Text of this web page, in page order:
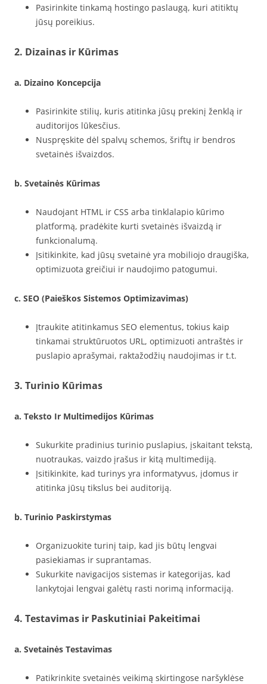
Pasirinkite tinkamą hostingo paslaugą, kuri atitiktų
jūsų poreikius.
2. Dizainas ir Kūrimas
a. Dizaino Koncepcija
Pasirinkite stilių, kuris atitinka jūsų prekinį ženklą ir
auditorijos lūkesčius.
Nuspręskite dėl spalvų schemos, šriftų ir bendros
svetainės išvaizdos.
b. Svetainės Kūrimas
Naudojant HTML ir CSS arba tinklalapio kūrimo
platformą, pradėkite kurti svetainės išvaizdą ir
funkcionalumą.
Įsitikinkite, kad jūsų svetainė yra mobiliojo draugiška,
optimizuota greičiui ir naudojimo patogumui.
c. SEO (Paieškos Sistemos Optimizavimas)
Įtraukite atitinkamus SEO elementus, tokius kaip
tinkamai struktūruotos URL, optimizuoti antraštės ir
puslapio aprašymai, raktažodžių naudojimas ir t.t.
3. Turinio Kūrimas
a. Teksto Ir Multimedijos Kūrimas
Sukurkite pradinius turinio puslapius, įskaitant tekstą,
nuotraukas, vaizdo įrašus ir kitą multimediją.
Įsitikinkite, kad turinys yra informatyvus, įdomus ir
atitinka jūsų tikslus bei auditoriją.
b. Turinio Paskirstymas
Organizuokite turinį taip, kad jis būtų lengvai
pasiekiamas ir suprantamas.
Sukurkite navigacijos sistemas ir kategorijas, kad
lankytojai lengvai galėtų rasti norimą informaciją.
4. Testavimas ir Paskutiniai Pakeitimai
a. Svetainės Testavimas
Patikrinkite svetainės veikimą skirtingose naršyklėse